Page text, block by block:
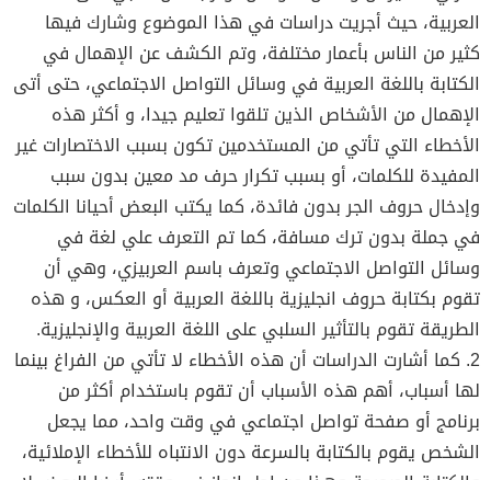
العربية، حيث أجريت دراسات في هذا الموضوع وشارك فيها
كثير من الناس بأعمار مختلفة، وتم الكشف عن الإهمال في
الكتابة باللغة العربية في وسائل التواصل الاجتماعي، حتى أتى
الإهمال من الأشخاص الذين تلقوا تعليم جيدا، و أكثر هذه
الأخطاء التي تأتي من المستخدمين تكون بسبب الاختصارات غير
المفيدة للكلمات، أو بسبب تكرار حرف مد معين بدون سبب
وإدخال حروف الجر بدون فائدة، كما يكتب البعض أحيانا الكلمات
في جملة بدون ترك مسافة، كما تم التعرف علي لغة في
وسائل التواصل الاجتماعي وتعرف باسم العربيزي، وهي أن
تقوم بكتابة حروف انجليزية باللغة العربية أو العكس، و هذه
الطريقة تقوم بالتأثير السلبي على اللغة العربية والإنجليزية.
2. كما أشارت الدراسات أن هذه الأخطاء لا تأتي من الفراغ بينما
لها أسباب، أهم هذه الأسباب أن تقوم باستخدام أكثر من
برنامج أو صفحة تواصل اجتماعي في وقت واحد، مما يجعل
الشخص يقوم بالكتابة بالسرعة دون الانتباه للأخطاء الإملائية،